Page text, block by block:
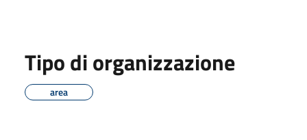
Tipo di organizzazione
area